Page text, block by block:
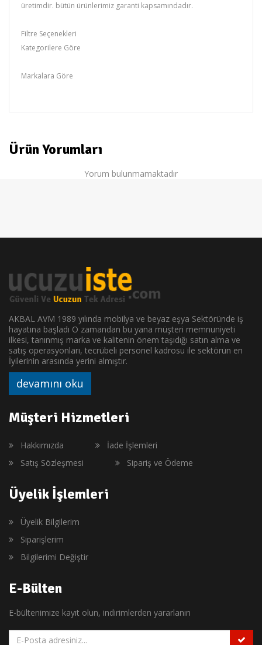
üretimdir. bütün ürünlerimiz garanti kapsamındadır.
Filtre Seçenekleri
Kategorilere Göre
Markalara Göre
Ürün Yorumları
Yorum bulunmamaktadır
AKBAL AVM 1989 yılında mobilya ve beyaz eşya Sektöründe iş
hayatına başladı O zamandan bu yana müşteri memnuniyeti
ilkesi, tanınmış marka ve kalitenin önem taşıdığı satın alma ve
satış operasyonları, tecrübeli personel kadrosu ile sektörün en
İyilerinin arasında yerini almıştır.
devamını oku
Müşteri Hizmetleri
Hakkımızda
İade İşlemleri
Satış Sözleşmesi
Sipariş ve Ödeme
Üyelik İşlemleri
Üyelik Bilgilerim
Siparişlerim
Bilgilerimi Değiştir
E-Bülten
E-bültenimize kayıt olun, indirimlerden yararlanın